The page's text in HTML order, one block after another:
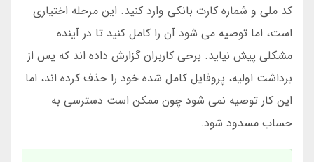
کد ملی و شماره کارت بانکی وارد کنید. این مرحله اختیاری
است، اما توصیه می شود آن را کامل کنید تا در آینده
مشکلی پیش نیاید. برخی کاربران گزارش داده اند که پس از
برداشت اولیه، پروفایل کامل شده خود را حذف کرده اند، اما
این کار توصیه نمی شود چون ممکن است دسترسی به
حساب مسدود شود.